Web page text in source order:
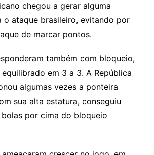
chegou a gerar alguma
o ataque brasileiro, evitando por
de marcar pontos.
também com bloqueio,
em 3 a 3. A República
algumas vezes a ponteira
sua alta estatura, conseguiu
bolas por cima do bloqueio